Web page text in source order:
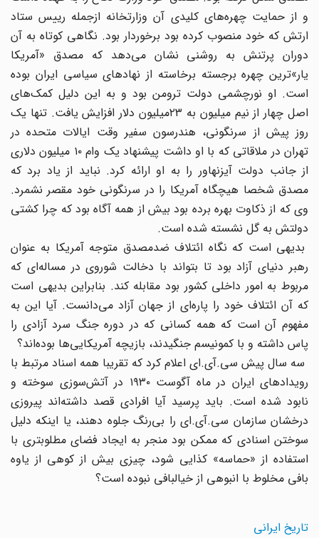
و از حمایت چهره‌های کلیدی آن وزارتخانه ازجمله رییس ستاد
ارتش که خود منصوب کرده بود برخوردار بود. نگاهی کوتاه به آن
دوران پرتنش به روشنی نشان می‌دهد که مصدق «آمریکا
یار»‌ترین چهره برجسته برخاسته از نهادهای سیاسی ایران بوده
است. او نورچشمی دولت ترومن بود و به این دلیل کمک‌های
اصل چهار از نیم میلیون به ٢٣میلیون دلار افزایش یافت. تنها یک
روز پیش از سرنگونی‌، هندرسون سفیر وقت ایالات متحده در
تهران در ملاقاتی که با او داشت پیشنهاد یک وام ۱۰ میلیون دلاری
از جانب دولت آیزنهاور را به او ارائه کرد. نباید از یاد برد که
مصدق شخصا هیچگاه آمریکا را در سرنگونی خود مقصر نشمرد.
وی که از ذکاوت بهره برده بود بیش از همه آگاه بود که چرا کشتی
دولتش به گل نشسته شده است.
بدیهی است که نگاه ائتلاف ضدمصدق متوجه آمریکا به عنوان
رهبر دنیای آزاد بود تا بتواند با دخالت شوروی در مساله‌ای که
مربوط به امور داخلی کشور بود مقابله کند. بنابراین بدیهی است
که آن ائتلاف خود را پاره‌ای از جهان آزاد می‌دانست. آیا این به
مفهوم آن است که همه کسانی که در دوره جنگ سرد آزادی را
پاس داشته و با کمونیسم جنگیدند‌، بازیچه آمریکایی‌ها بوده‌اند؟
سه سال پیش سی.آی.‌ای اعلام کرد که تقریبا همه اسناد مرتبط با
رویدادهای ایران در ماه آگوست ۱۹۳۰ در آتش‌سوزی سوخته و
نابود شده است. باید پرسید آیا افرادی قصد داشته‌اند پیروزی
درخشان سازمان سی.آی.‌ای را بی‌رنگ جلوه دهند‌، یا اینکه دلیل
سوختن اسنادی که ممکن بود منجر به ایجاد فضای مطلوبتری با
استفاده از «حماسه» کذایی شود‌، چیزی بیش از کوهی از یاوه
بافی مخلوط با انبوهی از خیالبافی نبوده است؟
تاریخ ایرانی